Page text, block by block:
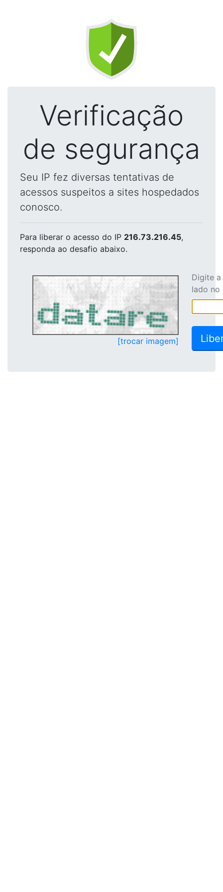
Verificação
de segurança
Seu IP fez diversas tentativas de
acessos suspeitos a sites hospedados
conosco.
Para liberar o acesso do IP 216.73.216.45,
responda ao desafio abaixo.
[trocar imagem]
Digite
lado no